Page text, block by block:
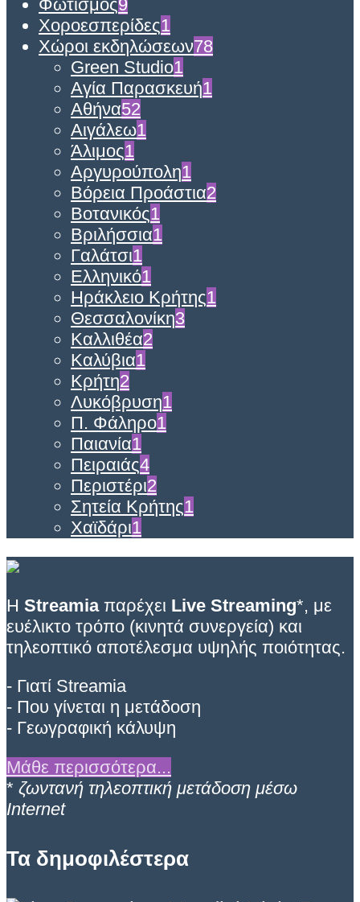
Φωτισμός9
Χοροεσπερίδες1
Χώροι εκδηλώσεων78
Green Studio1
Αγία Παρασκευή1
Αθήνα52
Αιγάλεω1
Άλιμος1
Αργυρούπολη1
Βόρεια Προάστια2
Βοτανικός1
Βριλήσσια1
Γαλάτσι1
Ελληνικό1
Ηράκλειο Κρήτης1
Θεσσαλονίκη3
Καλλιθέα2
Καλύβια1
Κρήτη2
Λυκόβρυση1
Π. Φάληρο1
Παιανία1
Πειραιάς4
Περιστέρι2
Σητεία Κρήτης1
Χαϊδάρι1
Η Streamiaπαρέχει Live Streaming*, με
ευέλικτο τρόπο (κινητά συνεργεία) και
τηλεοπτικό αποτέλεσμα υψηλής ποιότητας.
- Γιατί Streamia
- Που γίνεται η μετάδοση
- Γεωγραφική κάλυψη
Μάθε περισσότερα...
* ζωντανή τηλεοπτική μετάδοση μέσω
Internet
Τα δημοφιλέστερα